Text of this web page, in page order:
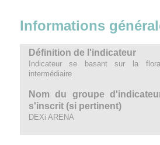
Informations
Définition de l'indicateur
Indicateur se basant sur la
intermédiaire
Nom du groupe
s'inscrit (si pertinent)
DEXi ARENA